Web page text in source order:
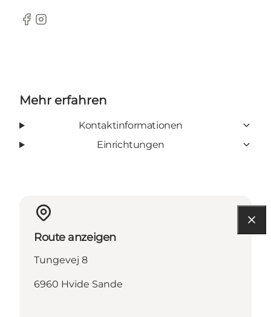
Facebook
Instagram
Mehr erfahren
Kontaktinformationen
Einrichtungen
Route anzeigen
Tungevej 8
6960 Hvide Sande